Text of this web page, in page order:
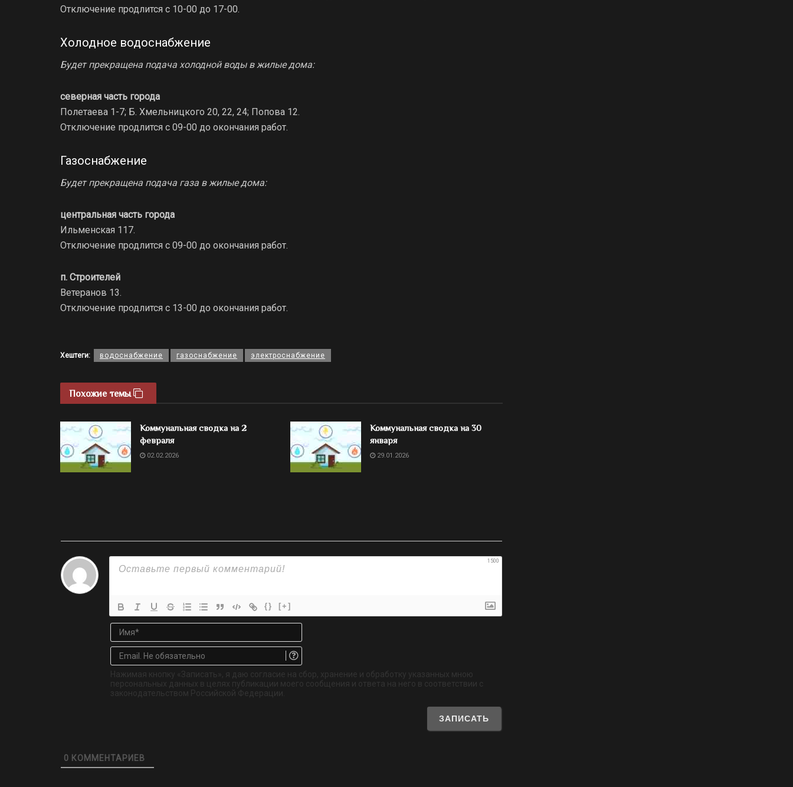
Отключение продлится с 10-00 до 17-00.
Холодное водоснабжение
Будет прекращена подача холодной воды в жилые дома:
северная часть города
Полетаева 1-7; Б. Хмельницкого 20, 22, 24; Попова 12.
Отключение продлится с 09-00 до окончания работ.
Газоснабжение
Будет прекращена подача газа в жилые дома:
центральная часть города
Ильменская 117.
Отключение продлится с 09-00 до окончания работ.
п. Строителей
Ветеранов 13.
Отключение продлится с 13-00 до окончания работ.
Хештеги: водоснабжение газоснабжение электроснабжение
Похожие темы
Коммунальная сводка на 2
февраля
02.02.2026
Коммунальная сводка на 30
января
29.01.2026
1500
{} [+]
Имя*
Email.
обязательно
Нажимая кнопку «Записать», я даю согласие на сбор, хранение и обработку указанных мною
персональных данных в целях публикации моего сообщения и ответа на него в соответствии с
законодательством Российской Федерации.
0 КОММЕНТАРИЕВ